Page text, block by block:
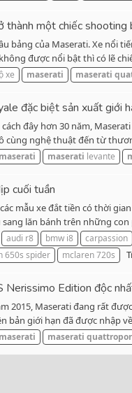
một chiếc shooting
bảng của Maserati. Xe nổi
được nổi bật thì có lẽ
xe maserati maserati
đặc biệt sản xuất giới
đây hơn 30 năm,
cùng nghệ thuật đến từ
maserati maserati levante
cuối tuần
mẫu xe đắt tiền có thời
lăn bánh trên những
audi r8 bmw i8 carpassion
650s spider mclaren 720s
Edition độc
2015, Maserati đang rất
bản giới hạn đã được nhập
maserati maserati